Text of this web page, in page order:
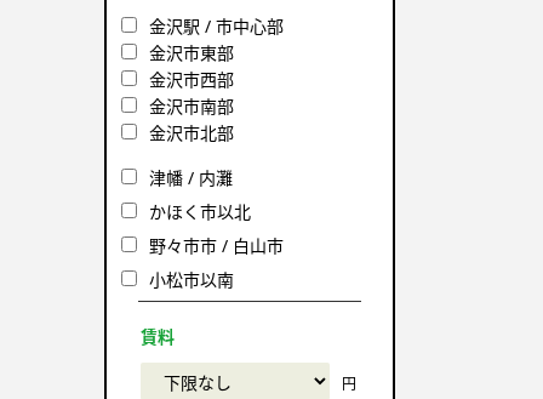
金沢駅 / 市中心部
金沢市東部
金沢市西部
金沢市南部
金沢市北部
津幡 / 内灘
かほく市以北
野々市市 / 白山市
小松市以南
賃料
円